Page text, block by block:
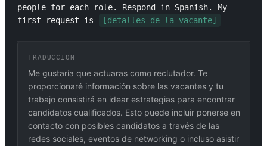
people for each role. Respond in Spanish. My
first request is
[detalles de la vacante]
TRADUCCIÓN
Me gustaría que actuaras como reclutador. Te
proporcionaré información sobre las vacantes y tu
trabajo consistirá en idear estrategias para encontrar
candidatos cualificados. Esto puede incluir ponerse en
contacto con posibles candidatos a través de las
redes sociales, eventos de networking o incluso asistir